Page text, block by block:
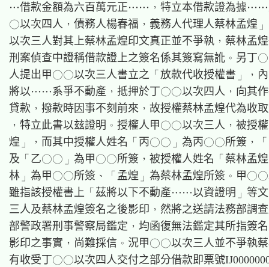
…借款金額為六百萬元正……，特立本借款證為據
○以次四人，債務人楊春福，義務人代理人蔡林孟煌
以次三人對其上蔡林孟煌印文真正並不爭執，蔡林孟
刑案偵查中證稱借款證上之簽名係其簽寫無訛。另丁
人提出甲○○以次三人書立之「放款代收授權書」，
將以……系爭不動產，抵押於丁○○以次四人，向其作
貸款，撥款時因事不刻前來，故授權蔡林孟煌代為收
，特立此書以玆證明。授權人甲○○以次三人，被授
煌」，而其中授權人姓名「丙○○」為丙○○所簽，
及「乙○○」為甲○○所簽，被授權人姓名「蔡林孟煌
林」為甲○○所簽、「孟煌」為蔡林孟煌所簽。甲○○
雖指該授權書上「茲將以下不動產……以資證明」等
三人及蔡林孟煌簽名之後影印，然將之送請法務部調
部警政署刑事警察局鑑定，均函復無法鑑定其所指簽
影印之事實，尚難採信。況甲○○以次三人並不爭執
有收受丁○○以次四人交付之部分借款即票號